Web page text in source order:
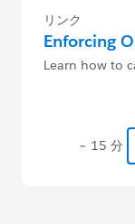
リンク
Enforcing
Learn how to
~ 15 分